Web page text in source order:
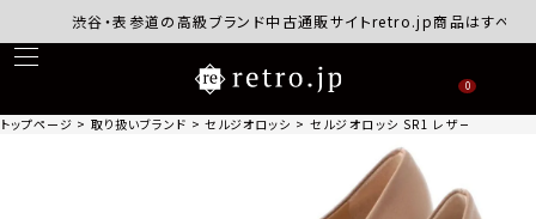
渋谷・表参道の高級ブランド中古通販サイトretro.jp商品はすべて正規
0
トップページ 取り扱いブランド セルジオロッシ セルジオロッシ SR1 レザー ポイン